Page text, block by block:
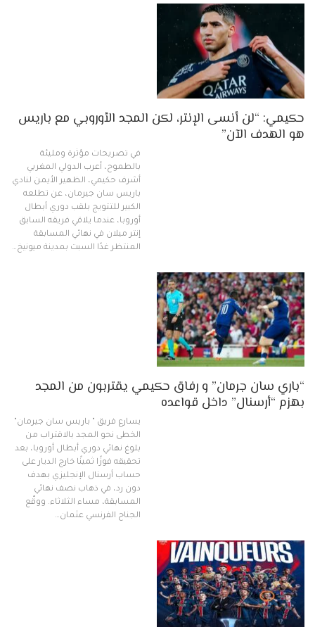
حكيمي: “لن أنسى الإنتر، لكن المجد الأوروبي مع باريس
هو الهدف الآن”
في تصريحات مؤثرة ومليئة
بالطموح، أعرب الدولي المغربي
أشرف حكيمي، الظهير الأيمن لنادي
باريس سان جيرمان، عن تطلعه
الكبير للتتويج بلقب دوري أبطال
أوروبا، عندما يلاقي فريقه السابق
إنتر ميلان في نهائي المسابقة
المنتظر غدًا السبت بمدينة ميونيخ…
“باري سان جرمان” و رفاق حكيمي يقتربون من المجد
بهزم “أرسنال” داخل قواعده
يسارع فريق " باريس سان جيرمان"
الخطى نحو المجد بالاقتراب من
بلوغ نهائي دوري أبطال أوروبا، بعد
تحقيقه فوزًا ثمينًا خارج الديار على
حساب أرسنال الإنجليزي بهدف
دون رد، في ذهاب نصف نهائي
المسابقة، مساء الثلاثاء. ووقّع
الجناح الفرنسي عثمان…